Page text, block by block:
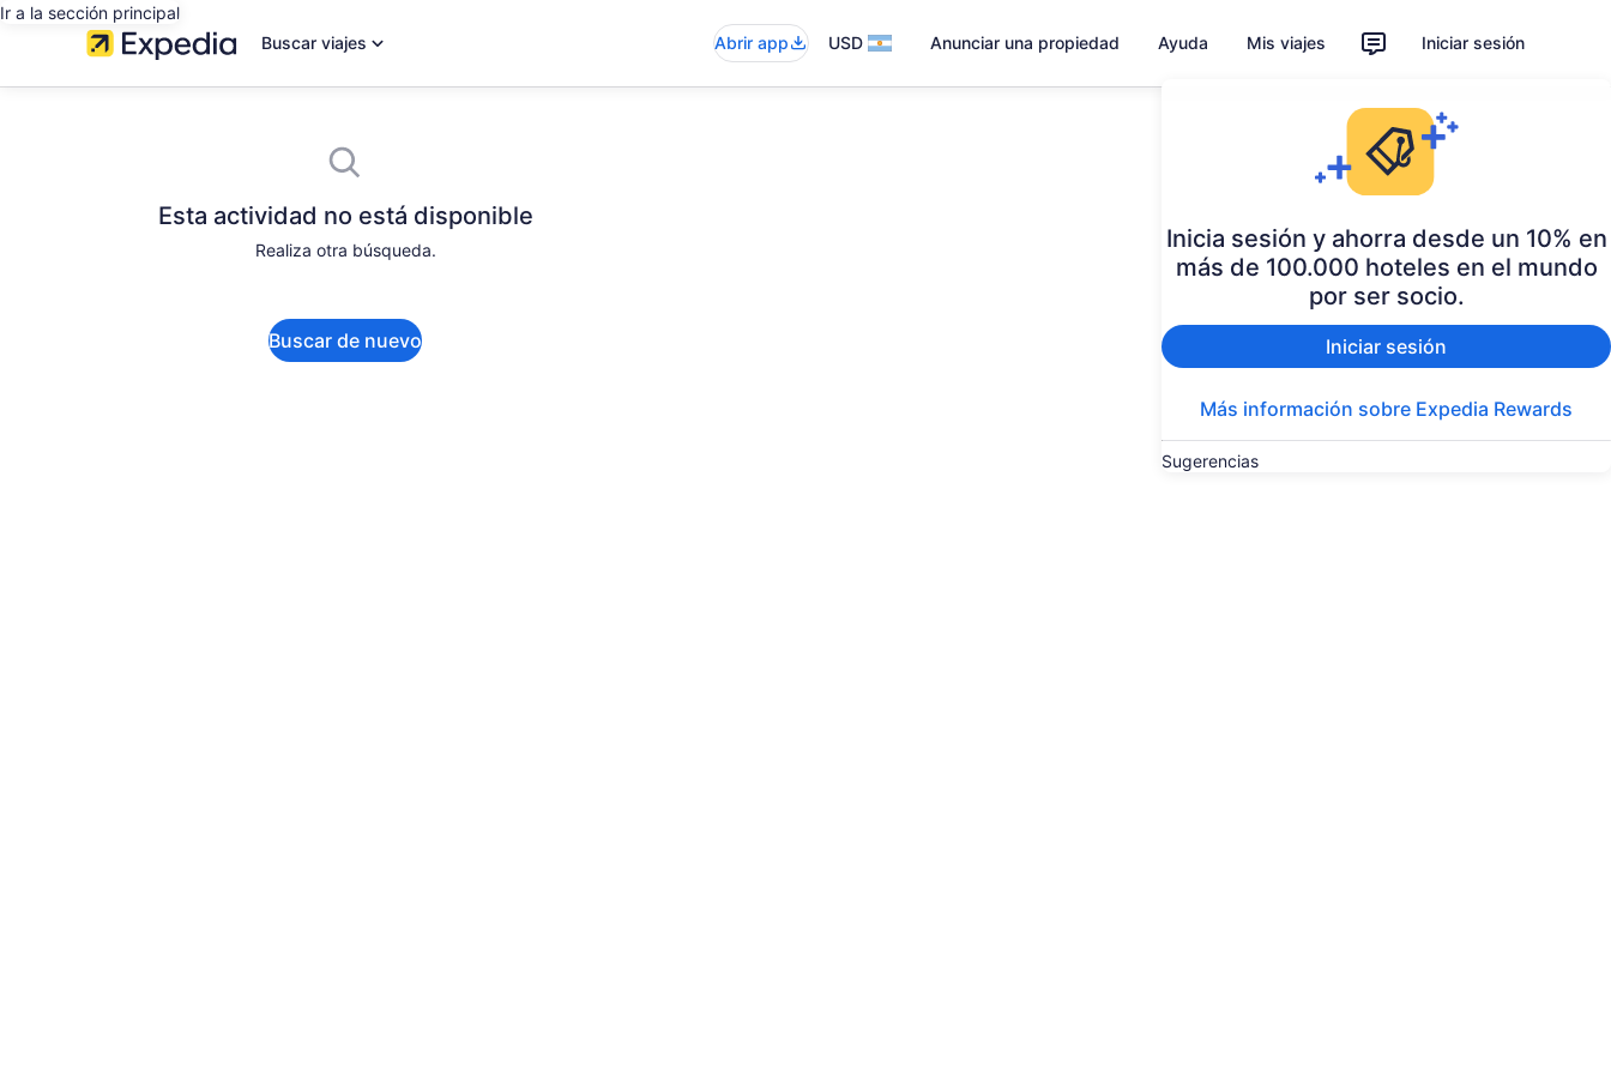
Ir a la sección principal
Buscar viajes
Abrir app USD Anunciar una propiedad Ayuda Mis viajes Iniciar sesión
Inicia sesión y ahorra desde un 10% en
más de 100.000 hoteles en el mundo
por ser socio.
Iniciar sesión
Más información sobre Expedia Rewards
Sugerencias
Esta actividad no está disponible
Realiza otra búsqueda.
Buscar de nuevo